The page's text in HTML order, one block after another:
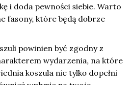
i doda pewności siebie. Warto
fasony, które będą dobrze
powinien być zgodny z
wydarzenia, na które
koszula nie tylko dopełni